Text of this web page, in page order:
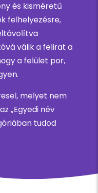
és kisméretű
felhelyezésre,
válik a felirat a
a felület por,
melyet nem
„Egyedi név
tudod